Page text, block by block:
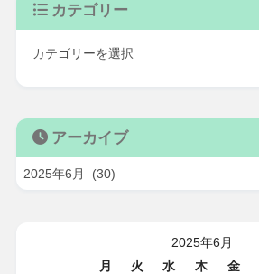
カテゴリー
アーカイブ
2025年6月
月
火 水 木 金